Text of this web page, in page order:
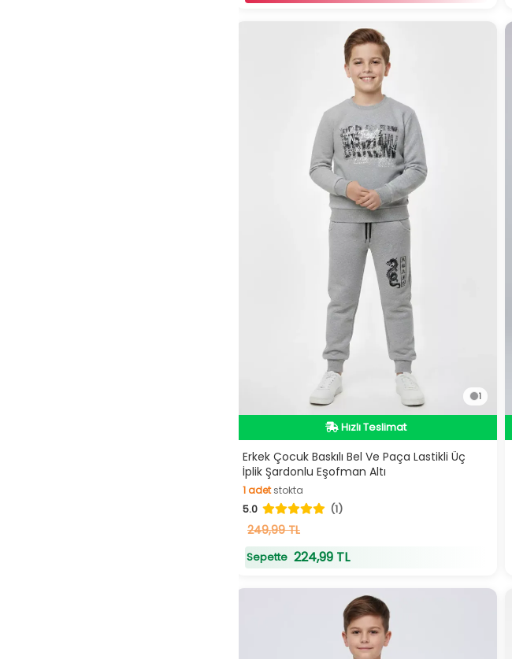
1
Hızlı Teslimat
Hızlı Teslimat
Erkek Çocuk Baskılı Bel Ve Paça Lastikli Üç
İplik Şardonlu Eşofman Altı
1adetstokta
1adetstokta
5.0 (1)
249,99 TL
Sepette224,99 TL